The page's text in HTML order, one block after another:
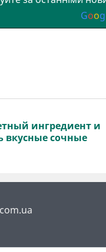
Goog
ингредиент и
вкусные сочные